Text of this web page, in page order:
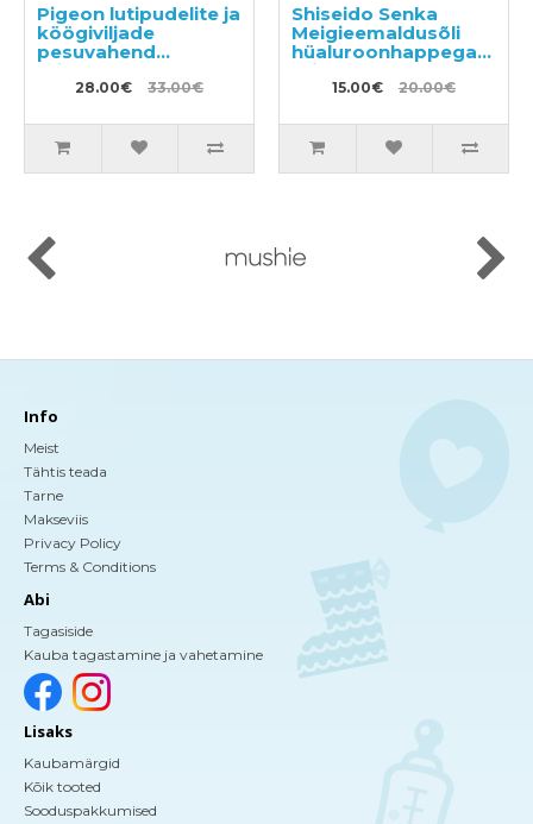
Pigeon lutipudelite ja
köögiviljade
pesuvahend
täitepakend 1.4l
28.00€ 33.00€
Shiseido Senka
Meigieemaldusõli
hüaluroonhappega
täitepakend 180ml
15.00€ 20.00€
Info
Meist
Tähtis teada
Tarne
Makseviis
Privacy Policy
Terms & Conditions
Abi
Tagasiside
Kauba tagastamine ja vahetamine
Lisaks
Kaubamärgid
Kõik tooted
Sooduspakkumised